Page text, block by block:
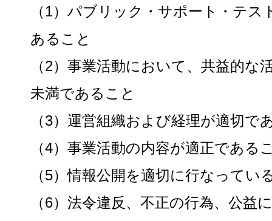
（1）パブリック・サポート・テス
あること
（2）事業活動において、共益的な
未満であること
（3）運営組織および経理が適切で
（4）事業活動の内容が適正である
（5）情報公開を適切に行なってい
（6）法令違反、不正の行為、公益